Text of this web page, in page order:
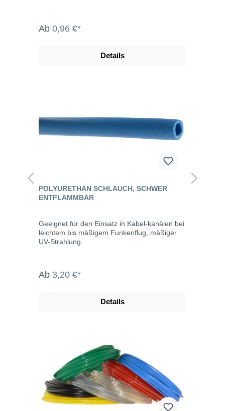
Ab 0,96 €*
Details
POLYURETHAN SCHLAUCH, SCHWER
ENTFLAMMBAR
Geeignet für den Einsatz in Kabel-kanälen bei
leichtem bis mäßigem Funkenflug, mäßiger
UV-Strahlung.
Ab 3,20 €*
Details